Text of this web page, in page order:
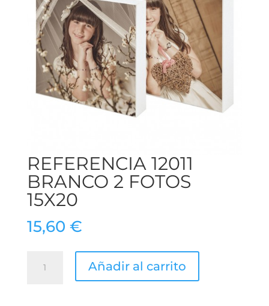
REFERENCIA 12011
BRANCO 2 FOTOS
15X20
15,60 €
REFERENCIAAñadir al carrito